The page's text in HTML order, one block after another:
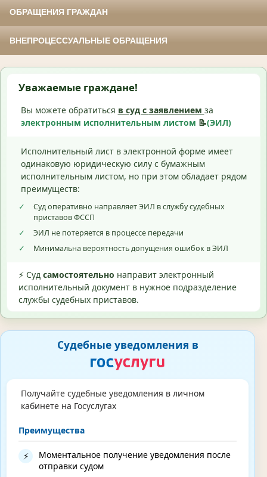
ОБРАЩЕНИЯ ГРАЖДАН
ВНЕПРОЦЕССУАЛЬНЫЕ ОБРАЩЕНИЯ
Уважаемые граждане!
Вы можете обратиться в суд с заявлением за
электронным исполнительным листом 📝(ЭИЛ)
Исполнительный лист в электронной форме имеет
одинаковую юридическую силу с бумажным
исполнительным листом, но при этом обладает рядом
преимуществ:
✓
Суд оперативно направляет ЭИЛ в службу судебных
приставов ФССП
✓
ЭИЛ не потеряется в процессе передачи
✓
Минимальна вероятность допущения ошибок в ЭИЛ
⚡ Суд самостоятельно направит электронный
исполнительный документ в нужное подразделение
службы судебных приставов.
Судебные уведомления в
Получайте судебные уведомления в личном
кабинете на Госуслугах
Преимущества
⚡
Моментальное получение уведомления после
отправки судом